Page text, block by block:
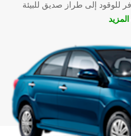
للوقود إلى طراز صديق للبيئة